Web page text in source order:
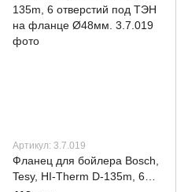
Артикул: 3.7.019
Фланец для бойлера Bosch,
Tesy, HI-Therm D-135m, 6